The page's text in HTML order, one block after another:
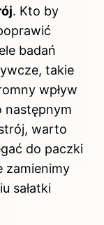
. Kto by
badań
takie
wpływ
następnym
warto
do paczki
zamienimy
sałatki